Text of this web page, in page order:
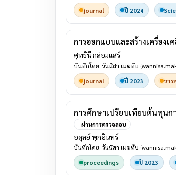
journal
ปี 2024
การออกแบบและสร้างเครื่อง
ศุทธินี กล่อมแสร์
บันทึกโดย: วันนิสา เมฆทับ
journal
ปี 2023 วาร
การศึกษาเปรียบเทียบต้นทุน
ผ่านการตรวจสอบ
อดุลย์ พุกอินทร์
บันทึกโดย: วันนิสา เมฆทับ
proceedings
ปี 2023